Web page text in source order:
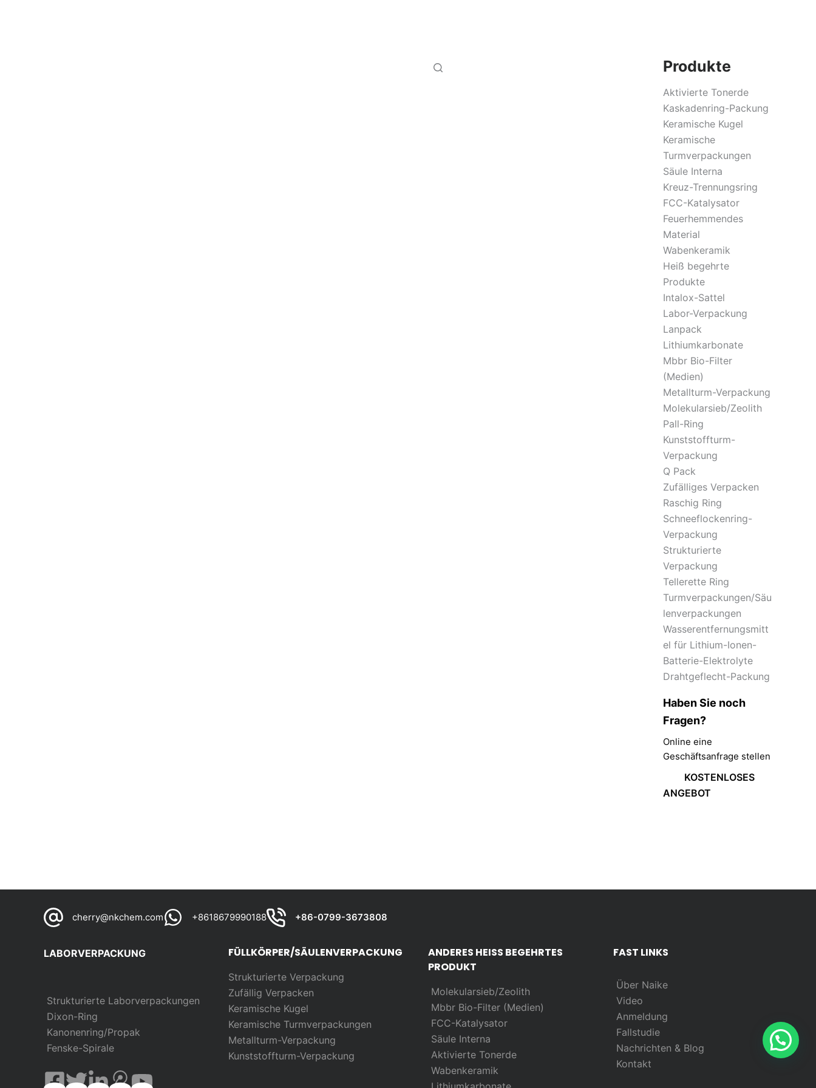
Produkte
Aktivierte Tonerde
Kaskadenring-Packung
Keramische Kugel
Keramische
Turmverpackungen
Säule Interna
Kreuz-Trennungsring
FCC-Katalysator
Feuerhemmendes
Material
Wabenkeramik
Heiß begehrte
Produkte
Intalox-Sattel
Labor-Verpackung
Lanpack
Lithiumkarbonate
Mbbr Bio-Filter
(Medien)
Metallturm-Verpackung
Molekularsieb/Zeolith
Pall-Ring
Kunststoffturm-
Verpackung
Q Pack
Zufälliges Verpacken
Raschig Ring
Schneeflockenring-
Verpackung
Strukturierte
Verpackung
Tellerette Ring
Turmverpackungen/Säu
lenverpackungen
Wasserentfernungsmitt
el für Lithium-Ionen-
Batterie-Elektrolyte
Drahtgeflecht-Packung
Haben Sie noch
Fragen?
Online eine
Geschäftsanfrage stellen
KOSTENLOSES
ANGEBOT
cherry@nkchem.com +8618679990188 +86-0799-3673808
LABORVERPACKUNG
Strukturierte Laborverpackungen
Dixon-Ring
Kanonenring/Propak
Fenske-Spirale
FÜLLKÖRPER/SÄULENVERPACKUNG
Strukturierte Verpackung
ZufälligVerpacken
Keramische Kugel
Keramische Turmverpackungen
Metallturm-Verpackung
Kunststoffturm-Verpackung
ANDERES HEISS BEGEHRTES
PRODUKT
Molekularsieb/Zeolith
Mbbr Bio-Filter (Medien)
FCC-Katalysator
Säule Interna
Aktivierte Tonerde
Wabenkeramik
FAST LINKS
Über Naike
Video
Anmeldung
Fallstudie
Nachrichten & Blog
Kontakt